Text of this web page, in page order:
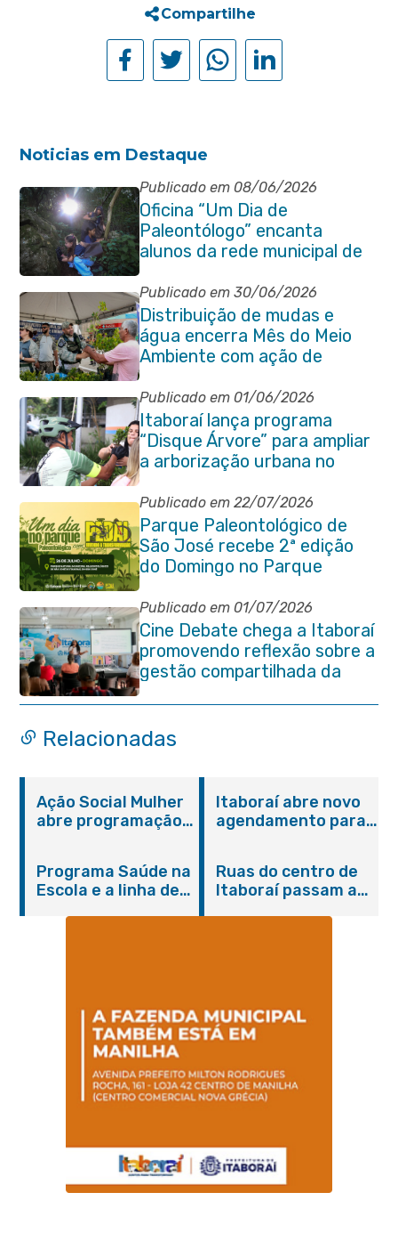
Compartilhe
Noticias em Destaque
Publicado em 08/06/2026
Oficina “Um Dia de
Paleontólogo” encanta
alunos da rede municipal de
Itaboraí
Publicado em 30/06/2026
Distribuição de mudas e
água encerra Mês do Meio
Ambiente com ação de
conscientização em Manilha
Publicado em 01/06/2026
Itaboraí lança programa
“Disque Árvore” para ampliar
a arborização urbana no
município
Publicado em 22/07/2026
Parque Paleontológico de
São José recebe 2ª edição
do Domingo no Parque
Paleontológico com Pedal
Vivendo a Transformação
Publicado em 01/07/2026
Cine Debate chega a Itaboraí
promovendo reflexão sobre a
gestão compartilhada da
Baía de Guanabara
Relacionadas
Ação Social Mulher
abre programação
serviços gratuitos e
orientações
Itaboraí abre novo
agendamento para
Programa Saúde na
Escola e a linha de
Magalhães Seabra
Ruas do centro de
Itaboraí passam a